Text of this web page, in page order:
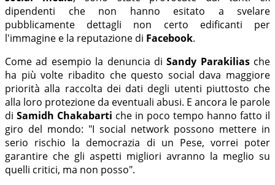
dipendenti che non hanno esitato a svelare
pubblicamente dettagli non certo edificanti per
l'immagine e la reputazione di Facebook.
Come ad esempio la denuncia diSandy Parakiliasche
ha più volte ribadito che questo social dava maggiore
priorità alla raccolta dei dati degli utenti piuttosto che
alla loro protezione da eventuali abusi. E ancora le parole
di Samidh Chakabarti che in poco tempo hanno fatto il
giro del mondo: "I social network possono mettere in
serio rischio la democrazia di un Pese, vorrei poter
garantire che gli aspetti migliori avranno la meglio su
quelli critici, ma non posso".